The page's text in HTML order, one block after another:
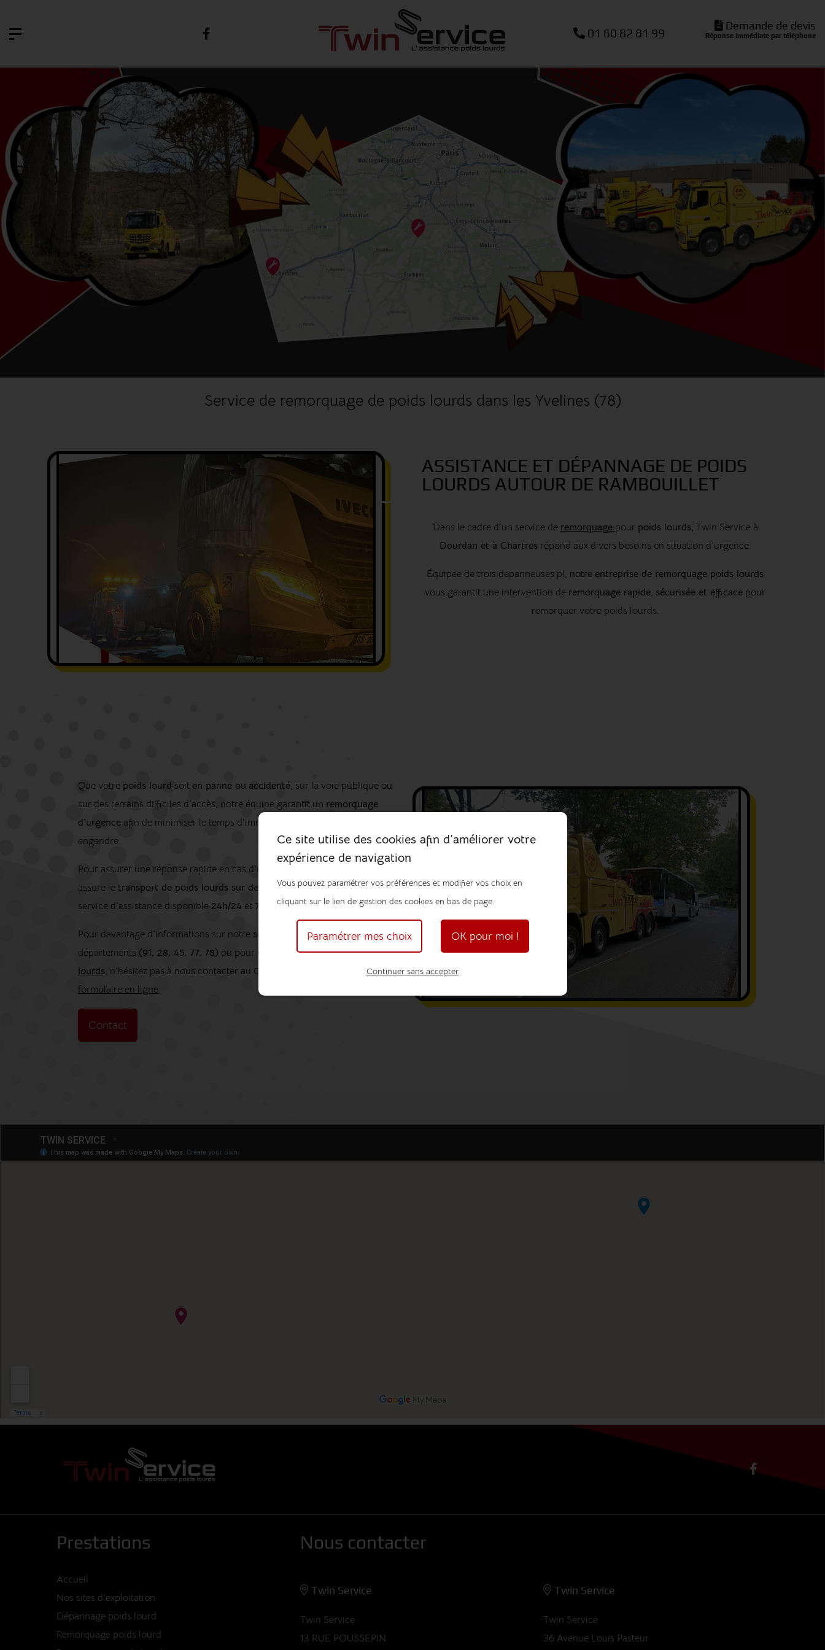
01 60 82 81 99
Demande de devis
Réponse immédiate par téléphone
Service de remorquage de poids lourds dans les Yvelines (78)
ASSISTANCE ET DÉPANNAGE DE POIDS
LOURDS AUTOUR DE RAMBOUILLET
Dans le cadre d'un service de remorquage pour poids lourds, Twin Service à
Dourdan et à Chartresrépond aux divers besoins en situation d'urgence.
Équipée de trois depanneuses pl, notre entreprise de remorquage poids lourds
vous garantit une intervention de remorquage rapide, sécurisée et efficace pour
remorquer votre poids lourds.
Que votre poids lourd soit en panne ou accidenté, sur la voie publique ou
sur des terrains difficiles d'accès, notre équipe garantit un remorquage
d'urgence afin de minimiser le temps d'immobilisation et les coûts que cela
engendre.
Pour assurer une réponse rapide en cas d'urgence routière, Twin Service
assure le transport de poids lourds sur de longues distancesavec un
service d'assistance disponible 24h/24 et 7j/7
Pour davantage d'informations sur notre service de remorquagedans les
départements (91, 28, 45, 77, 78) ou pour un devis dedépannage poids
lourds, n'hésitez pas à nous contacter au 01 60 82 81 99
ou via notre
formulaire en ligne
Contact
Prestations
Accueil
Nos sites d'exploitation
Dépannage poids lourd
Remorquage poids lourd
Nous contacter
Twin Service
Twin Service
13 RUE POUSSEPIN
Twin Service
Twin Service
36 Avenue Louis Pasteur
Ce site utilise des cookies afin d’améliorer votre
expérience de navigation
Vous pouvez paramétrer vos préférences et modifier vos choix en
cliquant sur le lien de gestion des cookies en bas de page.
Paramétrer mes choix OK pour moi !
Continuer sans accepter